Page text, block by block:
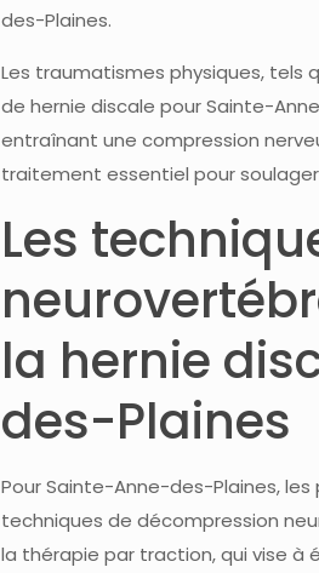
des-Plaines.
Les traumatismes physiques, tels
de hernie discale pour Sainte-
entraînant une compression
traitement essentiel pour
Les
la hernie
des-Plaines
Pour Sainte-Anne-des-Plaines,
techniques de décompression
la thérapie par traction, qui vise à